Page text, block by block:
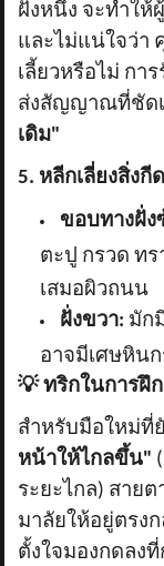
ฝั่งหนึ่ง จะทำใ
และไม่แน่ใจว่า
เลี้ยวหรือไม่ กา
ส่งสัญญาณที่ชัด
เดิม"
5. หลีกเลี่ยงสิ่ง
ขอบทางฝั่ง
ตะปู กรวด ท
เสมอผิวถนน
ฝั่งขวา: มัก
อาจมีเศษหินก
💡ทริกในการฝึ
สำหรับมือใหม่ที่
หน้าให้ไกลขึ้น"
ระยะไกล) สาย
มาลัยให้อยู่ตรง
ตั้งใจมองกดลง